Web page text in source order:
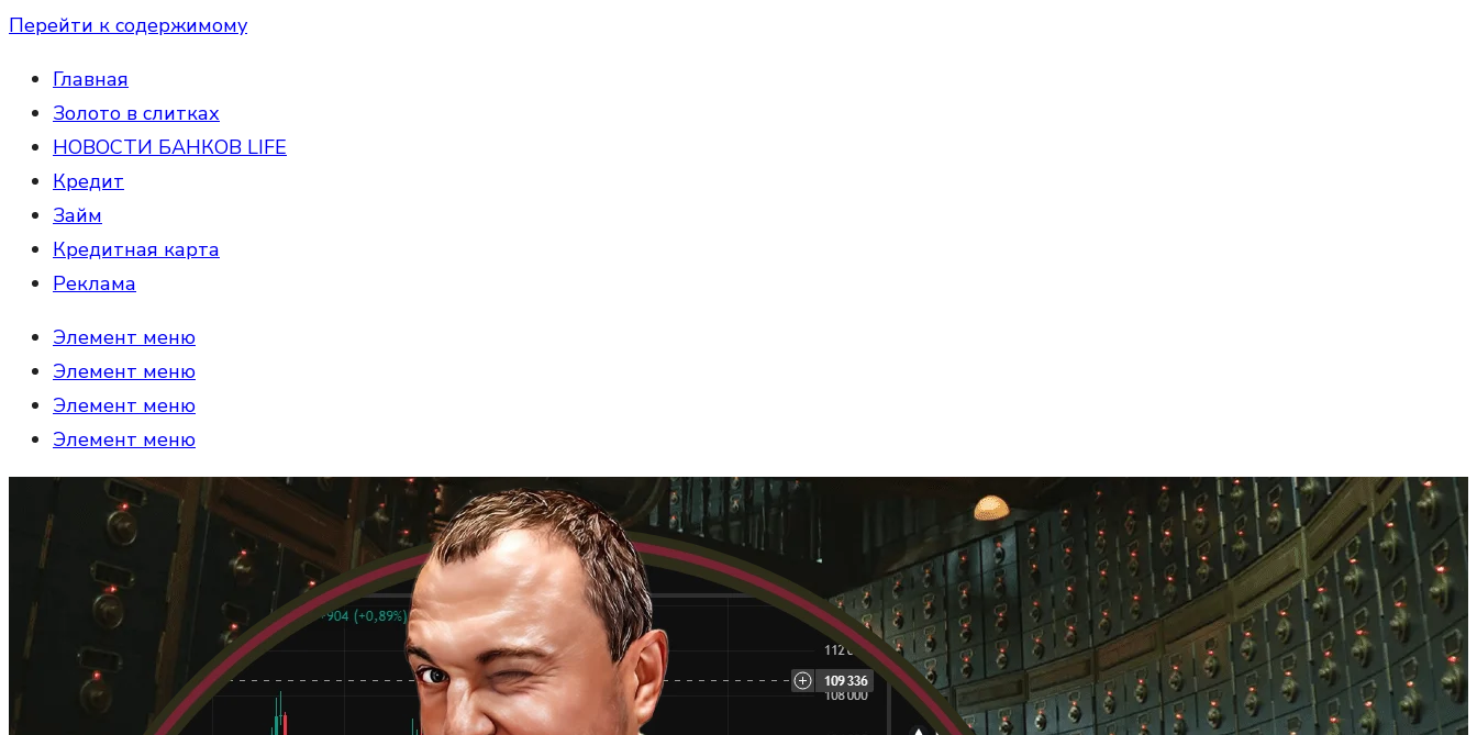
Перейти к содержимому
Главная
Золото в слитках
НОВОСТИ БАНКОВ LIFE
Кредит
Займ
Кредитная карта
Реклама
Элемент меню
Элемент меню
Элемент меню
Элемент меню